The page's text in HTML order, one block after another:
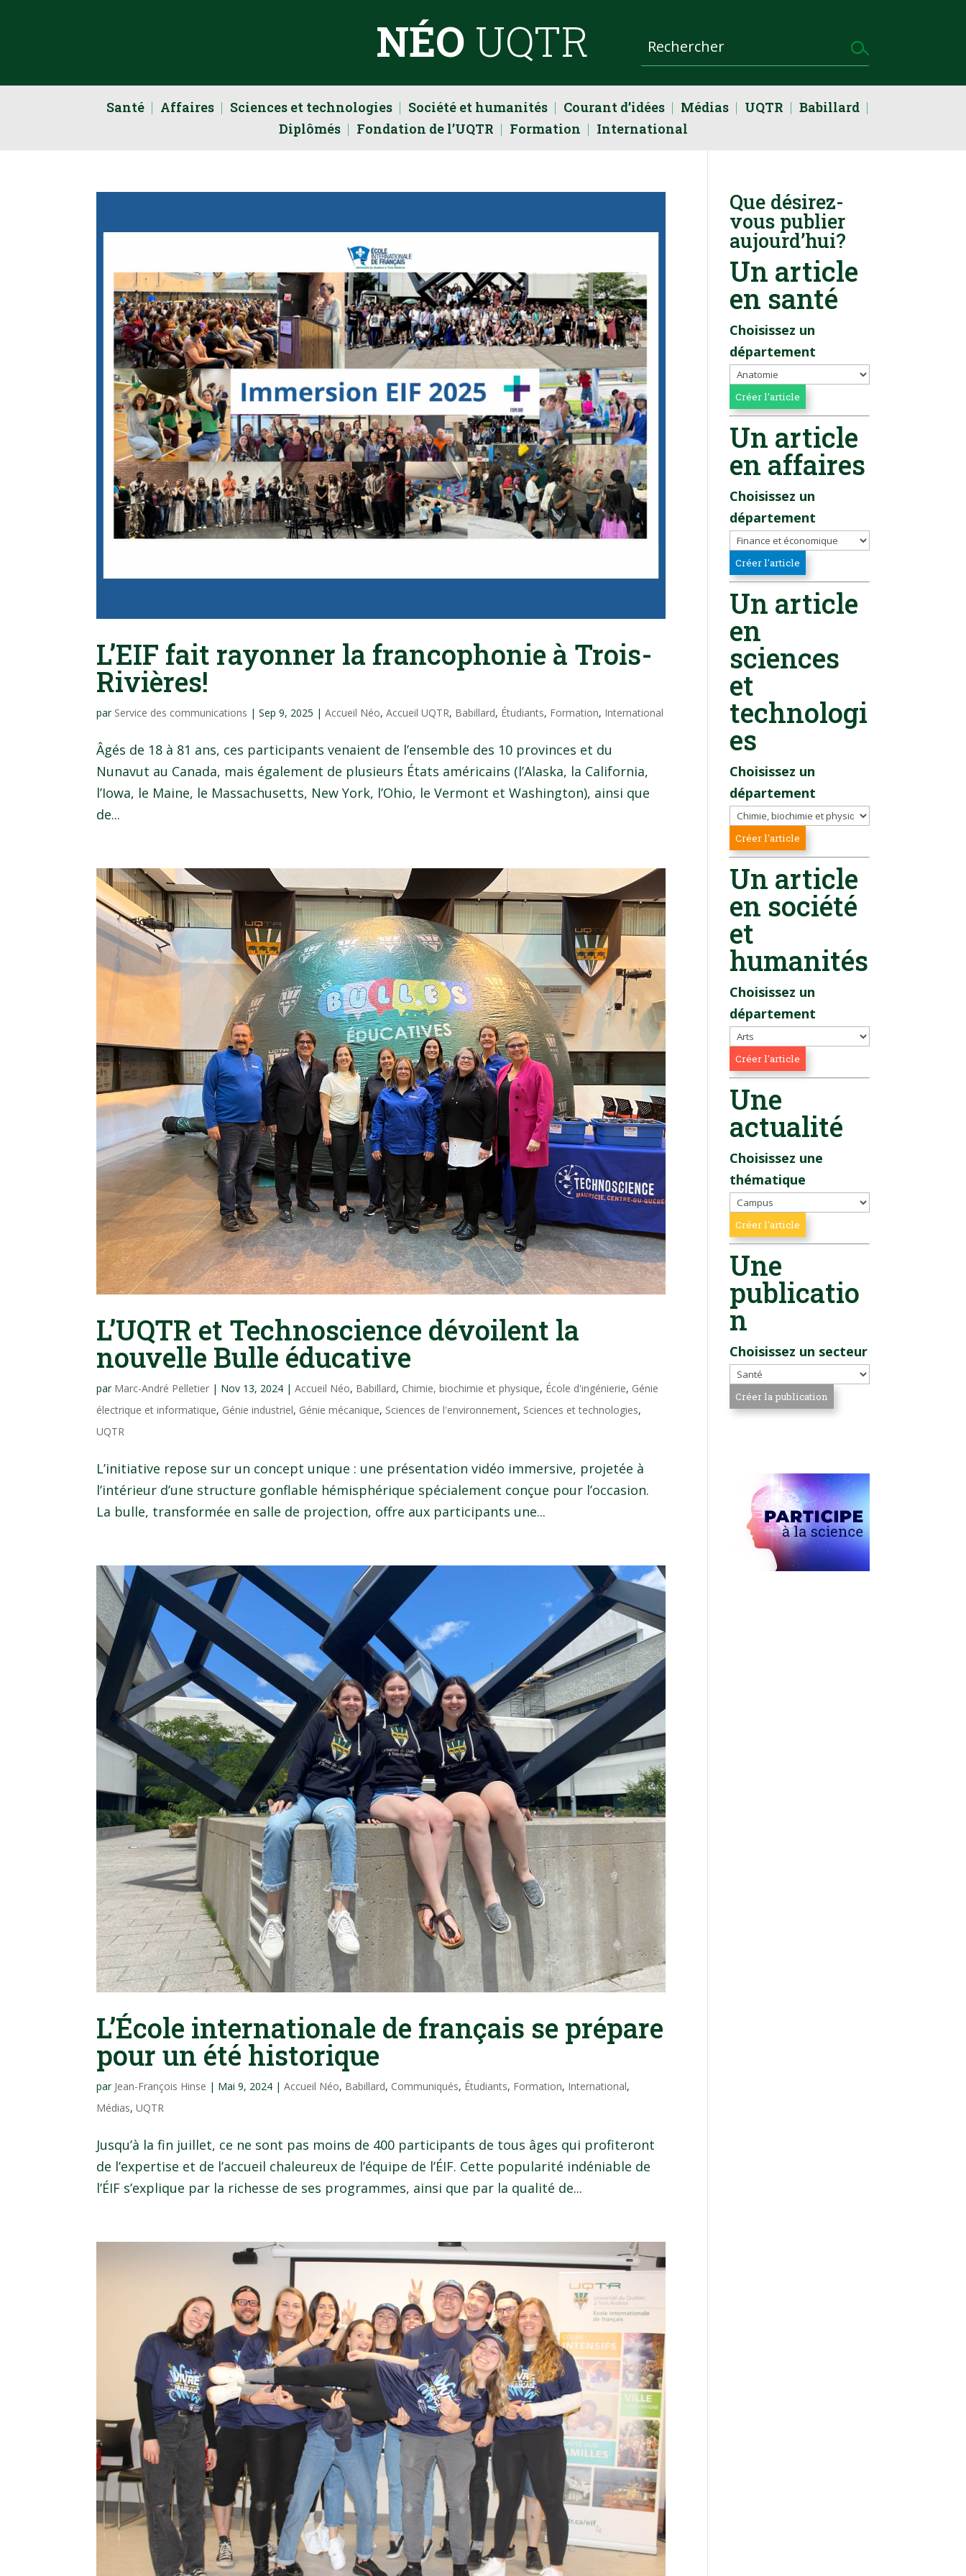
NÉO UQTR
Santé Affaires Sciences et technologies Société et humanités Courant d’idées Médias UQTR
Babillard
Diplômés
Fondation de l’UQTR Formation International
L’EIF fait rayonner la francophonie à Trois-
Rivières!
par Service des communications |Sep 9, 2025 |Accueil Néo,Accueil UQTR, Babillard, Étudiants, Formation, International
Âgés de 18 à 81 ans, ces participants venaient de l’ensemble des 10 provinces et du
Nunavut au Canada, mais également de plusieurs États américains (l’Alaska, la California,
l’Iowa, le Maine, le Massachusetts, New York, l’Ohio, le Vermont et Washington), ainsi que
de...
L’UQTR et Technoscience dévoilent la
nouvelle Bulle éducative
par Marc-André Pelletier | Nov 13, 2024 |Accueil Néo, Babillard, Chimie, biochimie et physique, École d'ingénierie, Génie
électrique et informatique, Génie industriel, Génie mécanique, Sciences de l'environnement, Sciences et technologies,
UQTR
L’initiative repose sur un concept unique : une présentation vidéo immersive, projetée à
l’intérieur d’une structure gonflable hémisphérique spécialement conçue pour l’occasion.
La bulle, transformée en salle de projection, offre aux participants une...
L’École internationale de français se prépare
pour un été historique
par Jean-François Hinse | Mai 9, 2024 |Accueil Néo, Babillard, Communiqués, Étudiants, Formation, International,
Médias,UQTR
Jusqu’à la fin juillet, ce ne sont pas moins de 400 participants de tous âges qui profiteront
de l’expertise et de l’accueil chaleureux de l’équipe de l’ÉIF. Cette popularité indéniable de
l’ÉIF s’explique par la richesse de ses programmes, ainsi que par la qualité de...
Que désirez-
vous publier
aujourd’hui?
Un article
en santé
Choisissez un
département
Un article
en affaires
Choisissez un
département
Un article
en
sciences
et
technologi
es
Choisissez un
département
Un article
en société
et
humanités
Choisissez un
département
Une
actualité
Choisissez une
thématique
Une
publicatio
n
Choisissez un secteur